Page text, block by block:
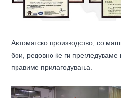
Автоматско производство, со
бои, редовно ќе ги
правиме прилагодувања.